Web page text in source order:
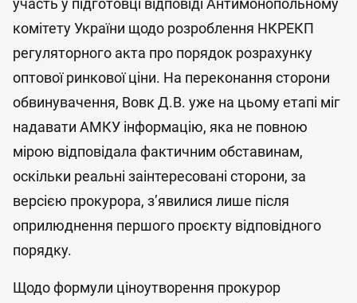
участь у підготовці відповіді Антимонопольному
комітету України щодо розроблення НКРЕКП
регуляторного акта про порядок розрахунку
оптової ринкової ціни. На переконання сторони
обвинувачення, Вовк Д.В. уже на цьому етапі міг
надавати АМКУ інформацію, яка не повною
мірою відповідала фактичним обставинам,
оскільки реальні заінтересовані сторони, за
версією прокурора, з’явилися лише після
оприлюднення першого проєкту відповідного
порядку.
Щодо формули ціноутворення прокурор